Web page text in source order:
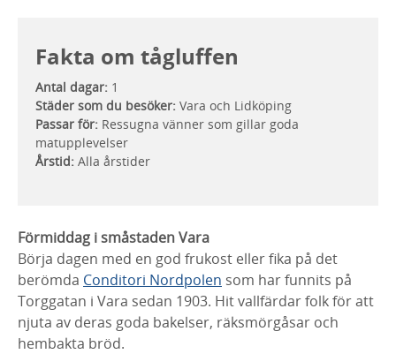
Fakta om tågluffen
Antal dagar: 1
Städer som du besöker: Vara och Lidköping
Passar för: Ressugna vänner som gillar goda
matupplevelser
Årstid: Alla årstider
Förmiddag i småstaden Vara
Börja dagen med en god frukost eller fika på det
berömda Conditori Nordpolen som har funnits på
Torggatan i Vara sedan 1903. Hit vallfärdar folk för att
njuta av deras goda bakelser, räksmörgåsar och
hembakta bröd.